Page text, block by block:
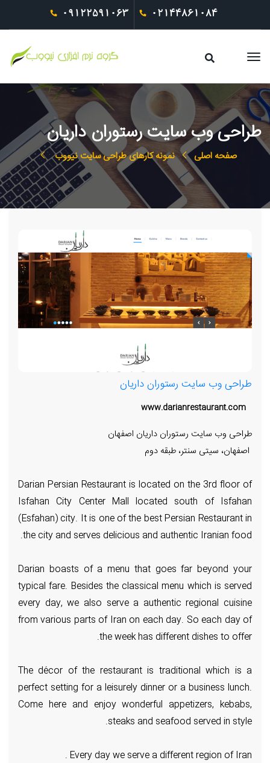
09122591063 02144861084
طراحی وب سایت رستوران داریان
صفحه اصلی نمونه کارهای طراحی سایت نیووب
طراحی وب سایت رستوران داریان
www.darianrestaurant.com
طراحی وب سایت رستوران داریان اصفهان
اصفهان، سیتی سنتر، طبقه دوم
Darian Persian Restaurant is located on the 3rd floor of
Isfahan City Center Mall located south of Isfahan
(Esfahan) city. It is one of the best Persian Restaurant in
the city and serves delicious and authentic Iranian food.
Darian boasts of a menu that goes far beyond your
typical fare. Besides the classical menu which is served
every day, we also serve a authentic regional cuisine
from various parts of Iran on each day. So each day of
the week has different dishes to offer.
The décor of the restaurant is traditional which is a
perfect setting for a leisurely dinner or a business lunch.
Come here and enjoy wonderful appetizers, kebabs,
steaks and seafood served in style.
Every day we serve a different region of Iran .